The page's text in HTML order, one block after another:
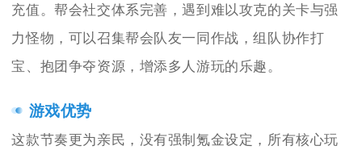
充值。帮会社交体系完善，遇到难以攻克的关卡与强
力怪物，可以召集帮会队友一同作战，组队协作打
宝、抱团争夺资源，增添多人游玩的乐趣。
游戏优势
这款节奏更为亲民，没有强制氪金设定，所有核心玩